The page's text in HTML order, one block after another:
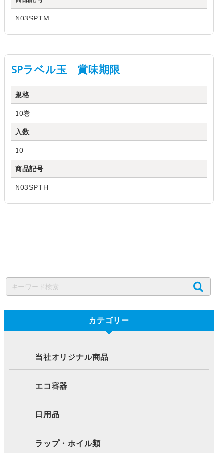
N03SPTM
SPラベル玉 賞味期限
規格
10巻
入数
10
商品記号
N03SPTH
カテゴリー
当社オリジナル商品
エコ容器
日用品
ラップ・ホイル類